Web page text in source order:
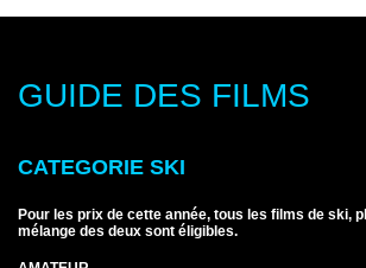
GUIDE DES FILMS
CATEGORIE SKI
Pour les prix de cette année, tous les films de ski,
mélange des deux sont éligibles.